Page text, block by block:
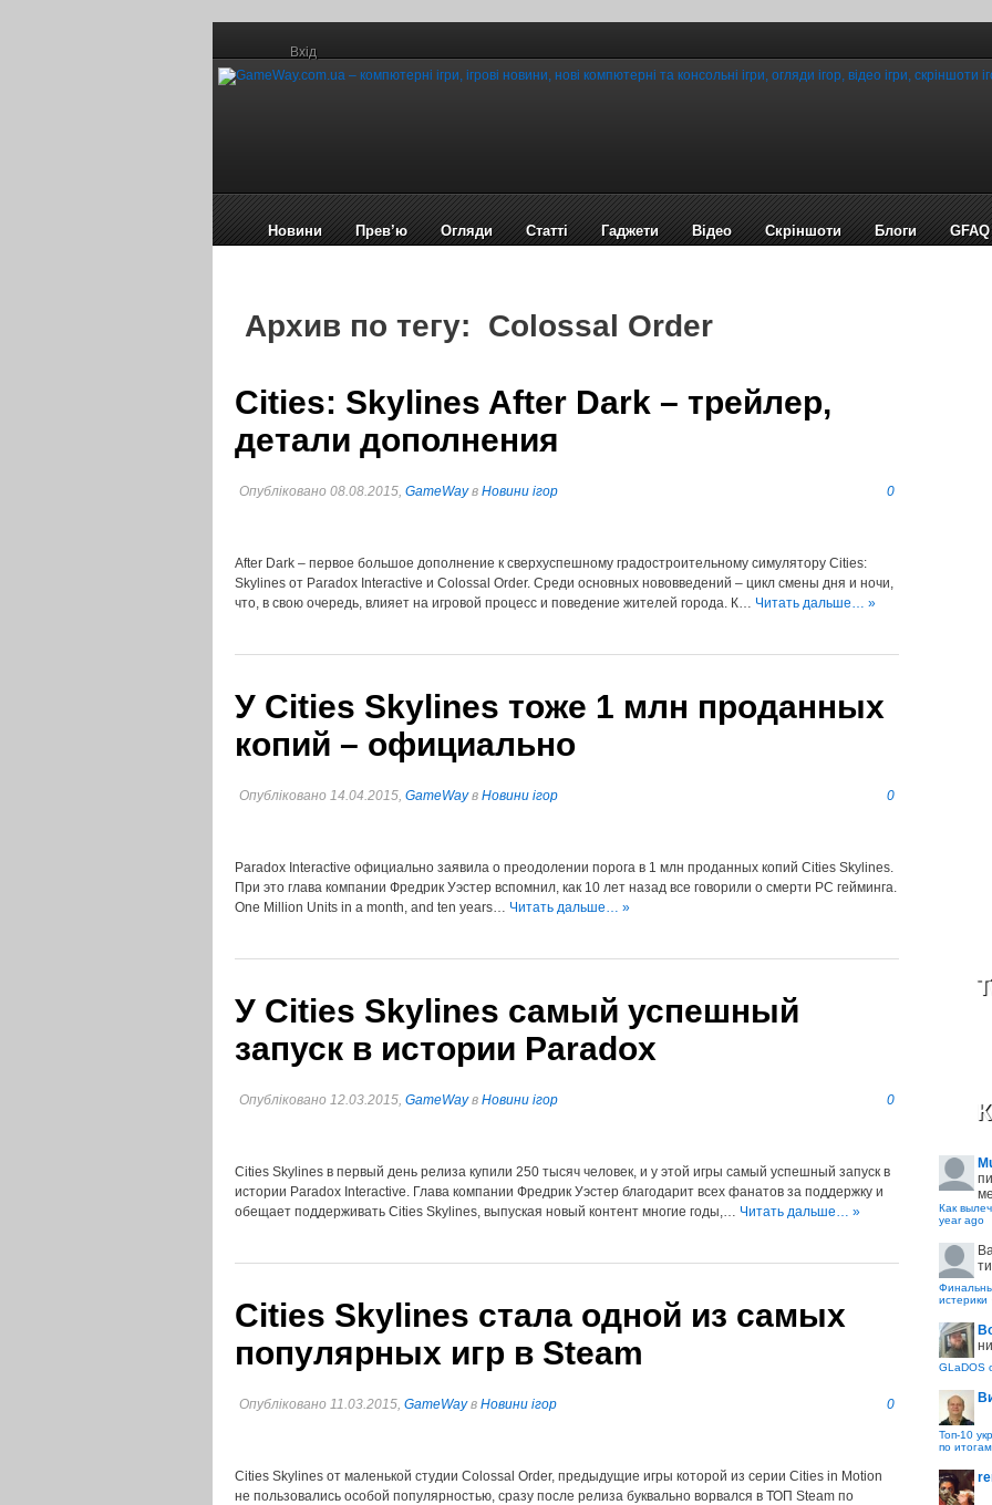
Вхід
Новини Прев’ю Огляди Статті Гаджети Відео Cкріншоти Блоги GFAQ
Архив по тегу: Colossal Order
Cities: Skylines After Dark – трейлер,
детали дополнения
Опубліковано 08.08.2015, GameWayв Новини ігор 0
After Dark – первое большое дополнение к сверхуспешному градостроительному симулятору Cities:
Skylines от Paradox Interactive и Colossal Order. Среди основных нововведений – цикл смены дня и ночи,
что, в свою очередь, влияет на игровой процесс и поведение жителей города. К… Читать дальше… »
У Cities Skylines тоже 1 млн проданных
копий – официально
Опубліковано 14.04.2015, GameWayв Новини ігор 0
Paradox Interactive официально заявила о преодолении порога в 1 млн проданных копий Cities Skylines.
При это глава компании Фредрик Уэстер вспомнил, как 10 лет назад все говорили о смерти PC гейминга.
One Million Units in a month, and ten years… Читать дальше… »
У Cities Skylines самый успешный
запуск в истории Paradox
Опубліковано 12.03.2015, GameWayв Новини ігор 0
Cities Skylines в первый день релиза купили 250 тысяч человек, и у этой игры самый успешный запуск в
истории Paradox Interactive. Глава компании Фредрик Уэстер благодарит всех фанатов за поддержку и
обещает поддерживать Cities Skylines, выпуская новый контент многие годы,… Читать дальше… »
Cities Skylines стала одной из самых
популярных игр в Steam
Опубліковано 11.03.2015, GameWayв Новини ігор 0
Cities Skylines от маленькой студии Colossal Order, предыдущие игры которой из серии Cities in Motion
не пользовались особой популярностью, сразу после релиза буквально ворвался в ТОП Steam по
Как
year ago
истерики
GLaDOS
Топ-10
по